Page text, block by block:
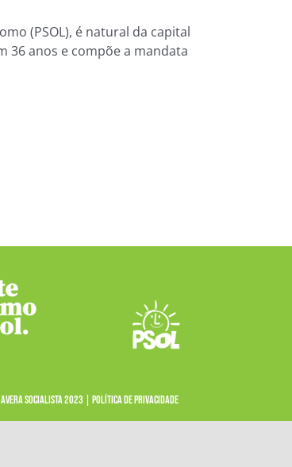
(PSOL), é natural da capital
36 anos e compõe a mandata
SOCIALISTA 2023 | POLÍTICA DE PRIVACIDADE